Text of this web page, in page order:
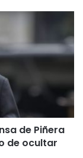
de Piñera
de ocultar